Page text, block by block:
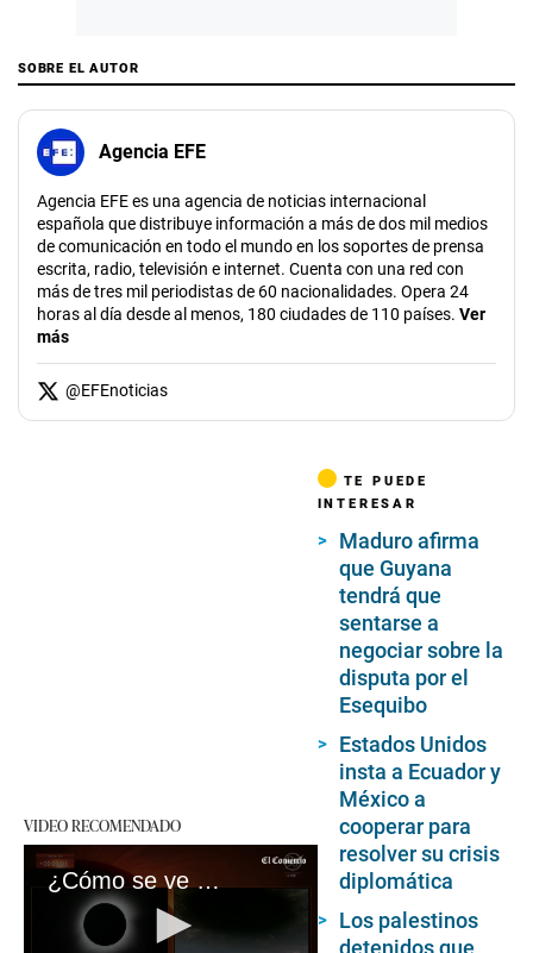
SOBRE EL AUTOR
Agencia EFE
Agencia EFE es una agencia de noticias internacional
española que distribuye información a más de dos mil medios
de comunicación en todo el mundo en los soportes de prensa
escrita, radio, televisión e internet. Cuenta con una red con
más de tres mil periodistas de 60 nacionalidades. Opera 24
horas al día desde al menos, 180 ciudades de 110 países. Ver
más
@EFEnoticias
VIDEO RECOMENDADO
¿Cómo se ve el eclipse solar desde la Estación Espacial Internacional? | VIDEO
TE PUEDE
INTERESAR
Maduro afirma
que Guyana
tendrá que
sentarse a
negociar sobre la
disputa por el
Esequibo
Estados Unidos
insta a Ecuador y
México a
cooperar para
resolver su crisis
diplomática
Los palestinos
detenidos que